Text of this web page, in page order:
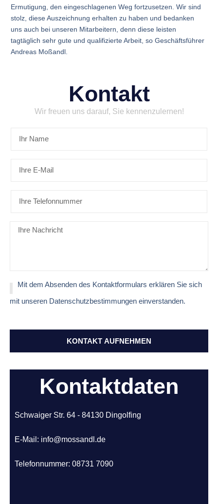
Ermutigung, den eingeschlagenen Weg fortzusetzen. Wir sind
stolz, diese Auszeichnung erhalten zu haben und bedanken
uns auch bei unseren Mitarbeitern, denn diese leisten
tagtäglich sehr gute und qualifizierte Arbeit, so Geschäftsführer
Andreas Moßandl.
Kontakt
Wir freuen uns darauf, Sie kennenzulernen!
Mit dem Absenden des Kontaktformulars erklären Sie sich
mit unseren Datenschutzbestimmungen einverstanden.
KONTAKT AUFNEHMEN
Kontaktdaten
Schwaiger Str. 64 - 84130 Dingolfing
E-Mail: info@mossandl.de
Telefonnummer: 08731 7090